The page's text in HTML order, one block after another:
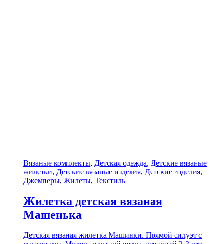
Вязаные комплекты, Детская одежда, Детские вязаные
жилетки, Детские вязаные изделия, Детские изделия,
Джемперы, Жилеты, Текстиль
Жилетка детская вязаная
Машенька
Детская вязаная жилетка Машинки. Прямой силуэт с